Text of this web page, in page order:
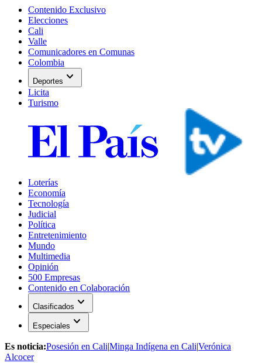
Contenido Exclusivo
Elecciones
Cali
Valle
Comunicadores en Comunas
Colombia
Deportes expand_more
Licita
Turismo
Loterías
Economía
Tecnología
Judicial
Política
Entretenimiento
Mundo
Multimedia
Opinión
500 Empresas
Contenido en Colaboración
Clasificados expand_more
Especiales expand_more
Es noticia:Posesión en Cali|Minga Indígena en Cali|Verónica
Alcocer